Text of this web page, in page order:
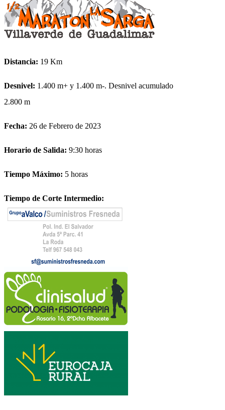
Distancia: 19 Km
Desnivel: 1.400 m+ y 1.400 m-. Desnivel acumulado
2.800 m
Fecha: 26 de Febrero de 2023
Horario de Salida: 9:30 horas
Tiempo Máximo: 5 horas
Tiempo de Corte Intermedio:
Km 10; 3 horas y 30 minutos
Transcurrirá principalmente por sendas y
caminos, y en menor medida por asfalto. Con
Salida y Meta en Villaverde de Guadalimar
Con Salida en Villaverde de Guadalimar
Cruz del Pernales, Picayo, La Sarga, Los
Picarazos, y Meta en Villaverde de Guadalimar
El recorrido estará señalizado con cintas,